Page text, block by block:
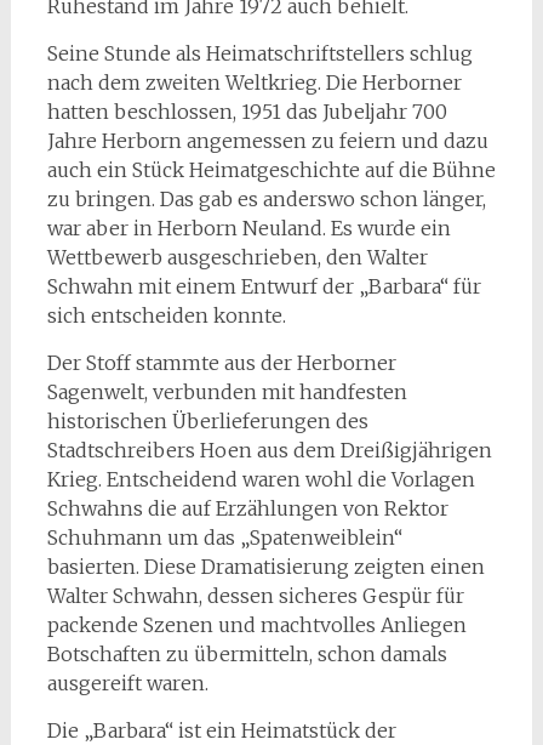
Ruhestand im Jahre 1972 auch behielt.
Seine Stunde als Heimatschriftstellers schlug
nach dem zweiten Weltkrieg. Die Herborner
hatten beschlossen, 1951 das Jubeljahr 700
Jahre Herborn angemessen zu feiern und dazu
auch ein Stück Heimatgeschichte auf die Bühne
zu bringen. Das gab es anderswo schon länger,
war aber in Herborn Neuland. Es wurde ein
Wettbewerb ausgeschrieben, den Walter
Schwahn mit einem Entwurf der „Barbara“ für
sich entscheiden konnte.
Der Stoff stammte aus der Herborner
Sagenwelt, verbunden mit handfesten
historischen Überlieferungen des
Stadtschreibers Hoen aus dem Dreißigjährigen
Krieg. Entscheidend waren wohl die Vorlagen
Schwahns die auf Erzählungen von Rektor
Schuhmann um das „Spatenweiblein“
basierten. Diese Dramatisierung zeigten einen
Walter Schwahn, dessen sicheres Gespür für
packende Szenen und machtvolles Anliegen
Botschaften zu übermitteln, schon damals
ausgereift waren.
Die „Barbara“ ist ein Heimatstück der